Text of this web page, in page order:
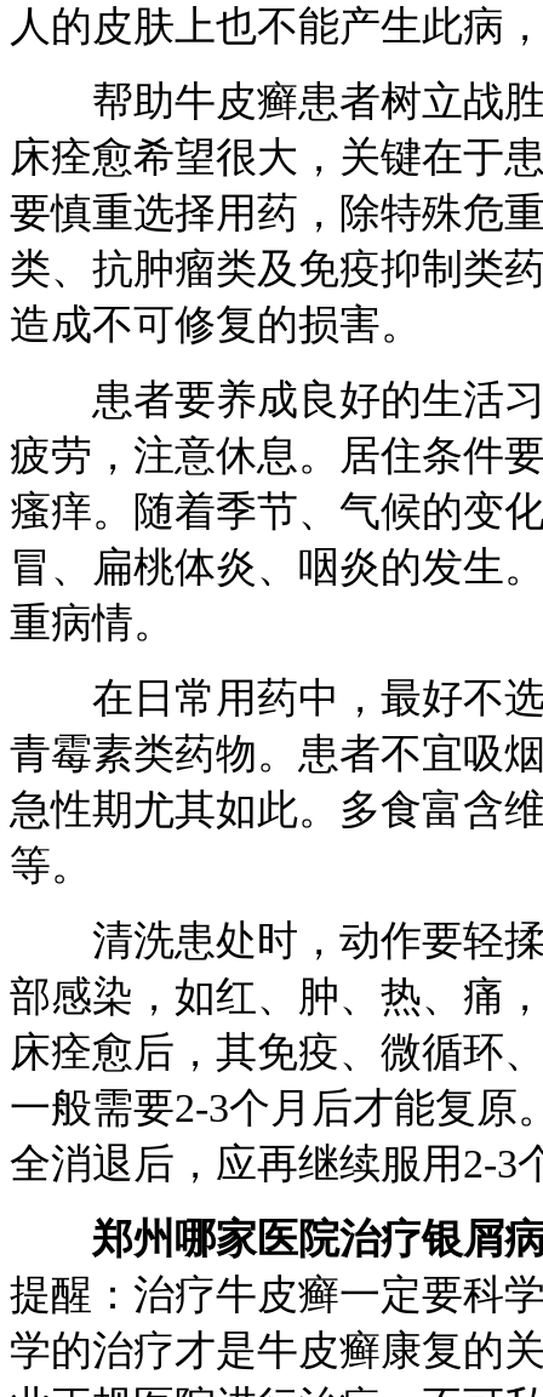
人的皮肤上也不能产生此病
帮助牛皮癣患者树立战胜
床痊愈希望很大，关键在于
要慎重选择用药，除特殊危
类、抗肿瘤类及免疫抑制类
造成不可修复的损害。
患者要养成良好的生活习
疲劳，注意休息。居住条件
瘙痒。随着季节、气候的变
冒、扁桃体炎、咽炎的发生
重病情。
在日常用药中，最好不选
青霉素类药物。患者不宜吸
急性期尤其如此。多食富含
等。
清洗患处时，动作要轻揉
部感染，如红、肿、热、痛
床痊愈后，其免疫、微循环
一般需要2-3个月后才能复原
全消退后，应再继续服用2-3
郑州哪家医院治疗银屑
提醒：治疗牛皮癣一定要科
学的治疗才是牛皮癣康复的